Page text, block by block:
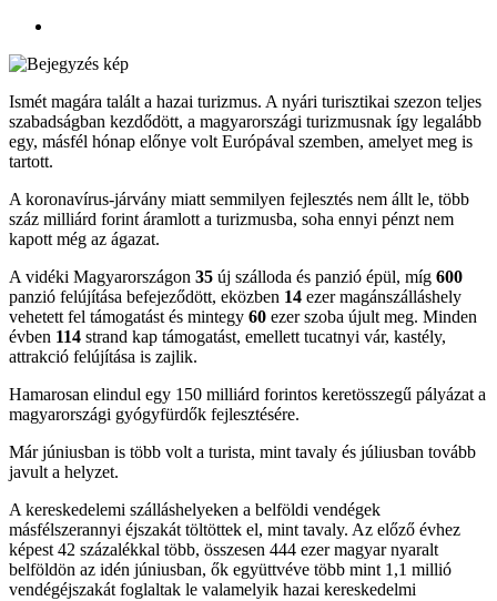
Ismét magára talált a hazai turizmus. A nyári turisztikai szezon teljes
szabadságban kezdődött, a magyarországi turizmusnak így legalább
egy, másfél hónap előnye volt Európával szemben, amelyet meg is
tartott.
A koronavírus-járvány miatt semmilyen fejlesztés nem állt le, több
száz milliárd forint áramlott a turizmusba, soha ennyi pénzt nem
kapott még az ágazat.
A vidéki Magyarországon 35 új szálloda és panzió épül, míg 600
panzió felújítása befejeződött, eközben 14 ezer magánszálláshely
vehetett fel támogatást és mintegy 60 ezer szoba újult meg. Minden
évben 114 strand kap támogatást, emellett tucatnyi vár, kastély,
attrakció felújítása is zajlik.
Hamarosan elindul egy 150 milliárd forintos keretösszegű pályázat a
magyarországi gyógyfürdők fejlesztésére.
Már júniusban is több volt a turista, mint tavaly és júliusban tovább
javult a helyzet.
A kereskedelemi szálláshelyeken a belföldi vendégek
másfélszerannyi éjszakát töltöttek el, mint tavaly. Az előző évhez
képest 42 százalékkal több, összesen 444 ezer magyar nyaralt
belföldön az idén júniusban, ők együttvéve több mint 1,1 millió
vendégéjszakát foglaltak le valamelyik hazai kereskedelmi